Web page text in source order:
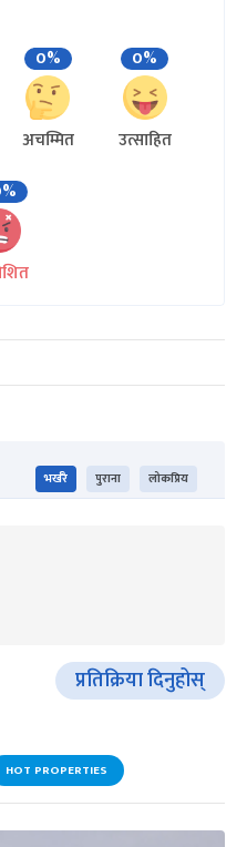
0%
अचम्मित
0%
उत्साहित
भर्खरै पुराना लोकप्रिय
प्रतिक्रिया दिनुहोस्
HOT PROPERTIES